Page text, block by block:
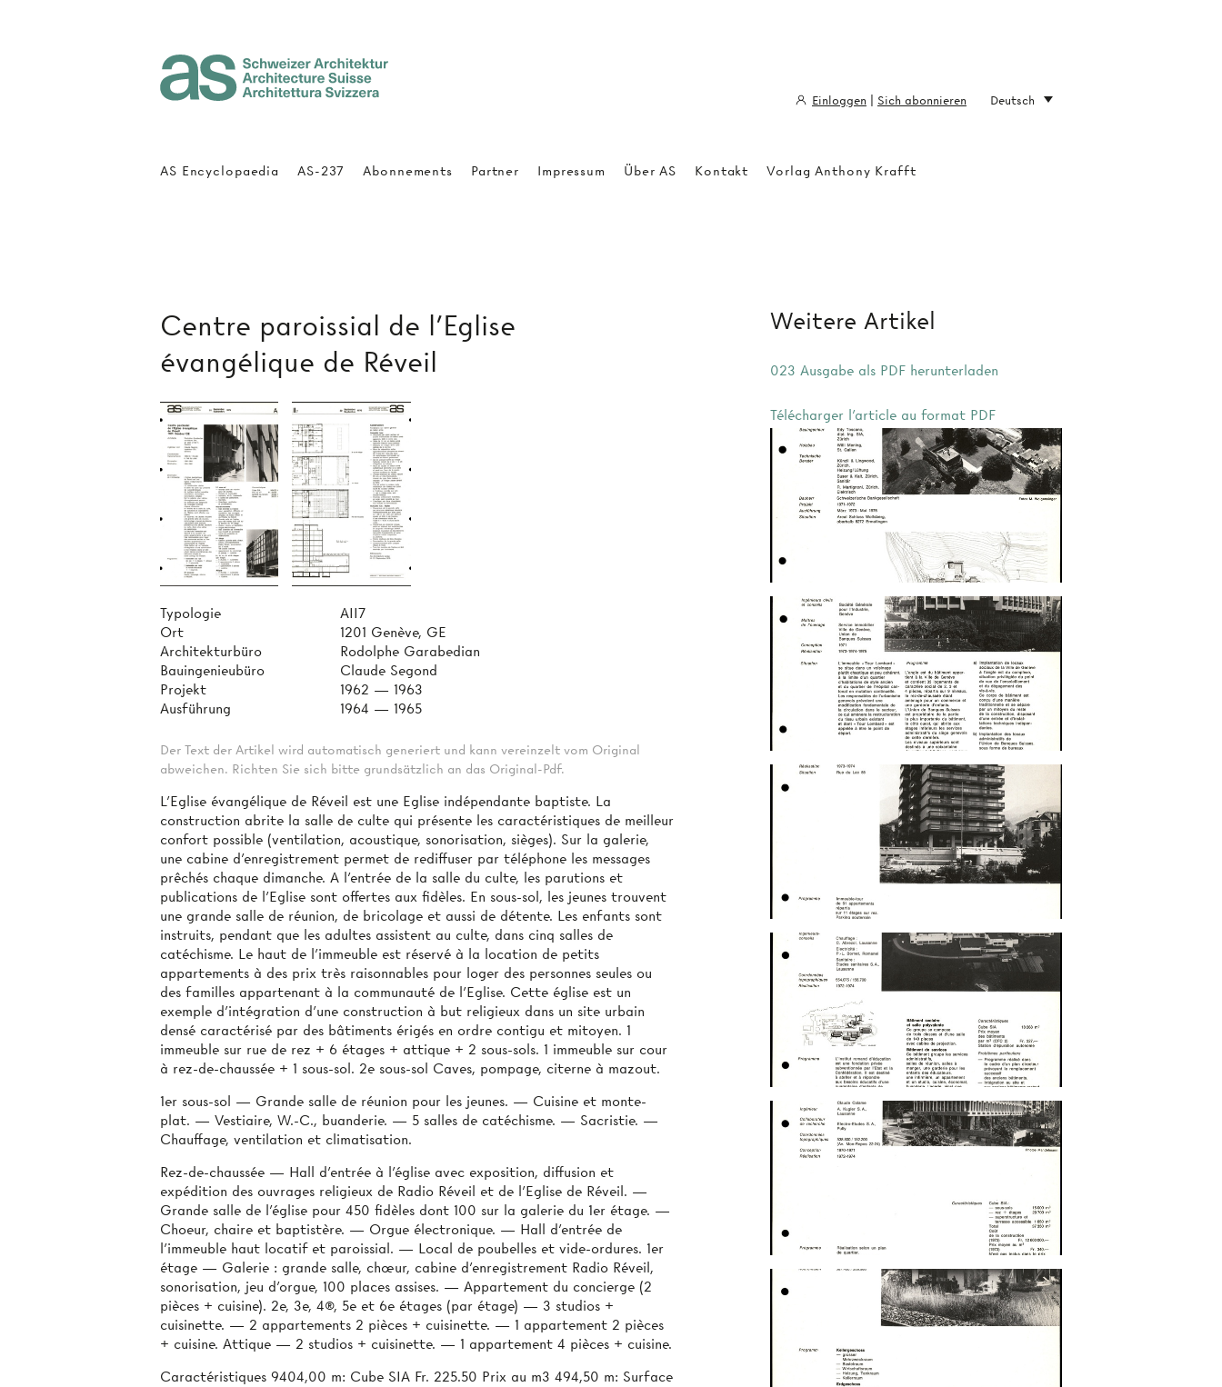
Centre paroissial de l'Eglise
évangélique de Réveil
Typologie
AII7
Ort
1201 Genève, GE
Architekturbüro
Rodolphe Garabedian
Bauingenieubüro
Claude Segond
Projekt
1962 — 1963
Ausführung
1964 — 1965
Der Text der Artikel wird automatisch generiert und kann vereinzelt vom Original
abweichen. Richten Sie sich bitte grundsätzlich an das Original-Pdf.
L’Eglise évangélique de Réveil est une Eglise indépendante baptiste. La
construction abrite la salle de culte qui présente les caractéristiques de meilleur
confort possible (ventilation, acoustique, sonorisation, sièges). Sur la galerie,
une cabine d’enregistrement permet de rediffuser par téléphone les messages
prêchés chaque dimanche. A l’entrée de la salle du culte, les parutions et
publications de l’Eglise sont offertes aux fidèles. En sous-sol, les jeunes trouvent
une grande salle de réunion, de bricolage et aussi de détente. Les enfants sont
instruits, pendant que les adultes assistent au culte, dans cinq salles de
catéchisme. Le haut de l’immeuble est réservé à la location de petits
appartements à des prix très raisonnables pour loger des personnes seules ou
des familles appartenant à la communauté de l’Eglise. Cette église est un
exemple d’intégration d'une construction à but religieux dans un site urbain
densé caractérisé par des bâtiments érigés en ordre contigu et mitoyen. 1
immeuble sur rue de rez + 6 étages + attique + 2 sous-sols. 1 immeuble sur cour
à rez-de-chaussée + 1 sous-sol. 2e sous-sol Caves, pompage, citerne à mazout.
1er sous-sol — Grande salle de réunion pour les jeunes. — Cuisine et monte-
plat. — Vestiaire, W.-C., buanderie. — 5 salles de catéchisme. — Sacristie. —
Chauffage, ventilation et climatisation.
Rez-de-chaussée — Hall d’entrée à l’église avec exposition, diffusion et
expédition des ouvrages religieux de Radio Réveil et de l'Eglise de Réveil. —
Grande salle de l’église pour 450 fidèles dont 100 sur la galerie du 1er étage. —
Choeur, chaire et baptistère. — Orgue électronique. — Hall d'entrée de
l’immeuble haut locatif et paroissial. — Local de poubelles et vide-ordures. 1er
étage — Galerie : grande salle, chœur, cabine d’enregistrement Radio Réveil,
sonorisation, jeu d’orgue, 100 places assises. — Appartement du concierge (2
pièces + cuisine). 2e, 3e, 4®, 5e et 6e étages (par étage) — 3 studios +
cuisinette. — 2 appartements 2 pièces + cuisinette. — 1 appartement 2 pièces
+ cuisine. Attique — 2 studios + cuisinette. — 1 appartement 4 pièces + cuisine.
Caractéristiques 9404,00 m: Cube SIA Fr. 225.50 Prix au m3 494,50 m: Surface
Weitere Artikel
023 Ausgabe als PDF herunterladen
Télécharger l'article au format PDF
AS Encyclopaedia AS-237 Abonnements Partner Impressum Über AS Kontakt Vorlag Anthony Krafft
Einloggen Sich abonnieren Deutsch